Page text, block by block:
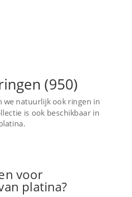
(950)
we natuurlijk ook ringen in
is ook beschikbaar in
voor
platina?